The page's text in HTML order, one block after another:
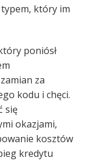
który im
poniósł
za
kodu i chęci.
się
okazjami,
kosztów
kredytu